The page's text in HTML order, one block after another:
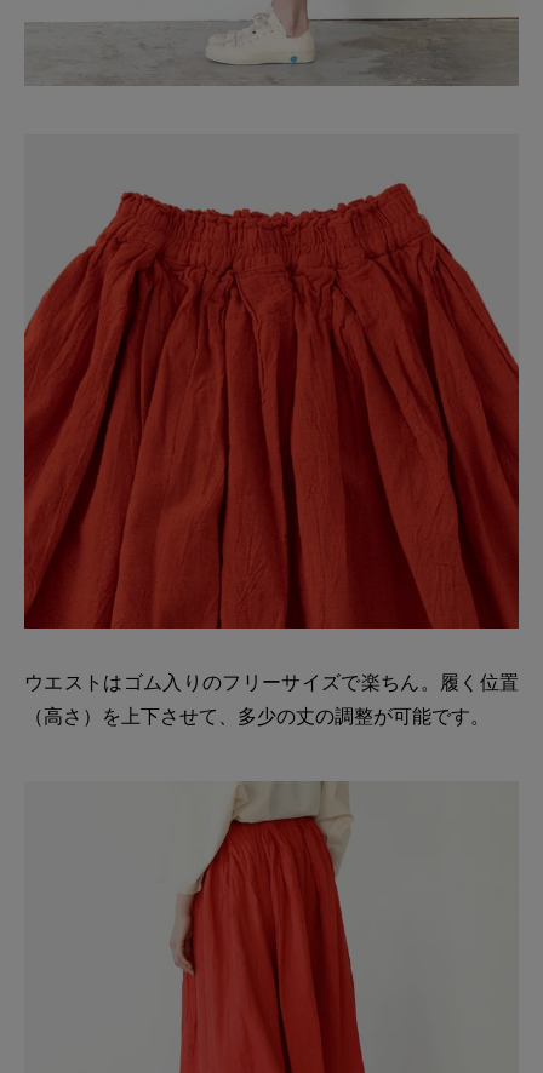
ウエストはゴム入りのフリーサイズで楽ちん。履く位置
（高さ）を上下させて、多少の丈の調整が可能です。